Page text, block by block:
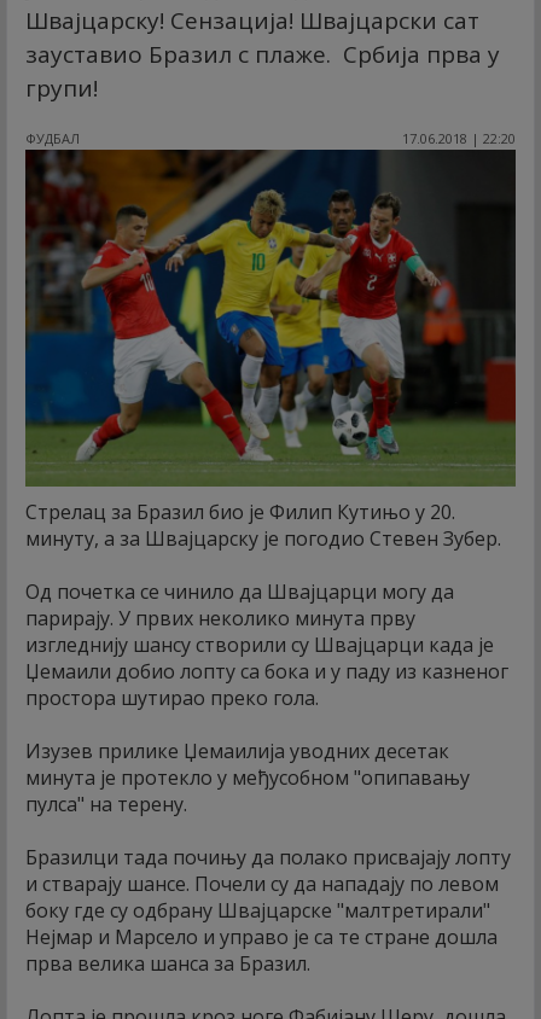
Швајцарску! Сензација! Швајцарски сат
зауставио Бразил с плаже. Србија прва у
групи!
ФУДБАЛ 17.06.2018 | 22:20
Стрелац за Бразил био је Филип Кутињо у 20.
минуту, а за Швајцарску је погодио Стевен Зубер.
Од почетка се чинило да Швајцарци могу да
парирају. У првих неколико минута прву
изгледнију шансу створили су Швајцарци када је
Џемаили добио лопту са бока и у паду из казненог
простора шутирао преко гола.
Изузев прилике Џемаилија уводних десетак
минута је протекло у међусобном "опипавању
пулса" на терену.
Бразилци тада почињу да полако присвајају лопту
и стварају шансе. Почели су да нападају по левом
боку где су одбрану Швајцарске "малтретирали"
Нејмар и Марсело и управо је са те стране дошла
прва велика шанса за Бразил.